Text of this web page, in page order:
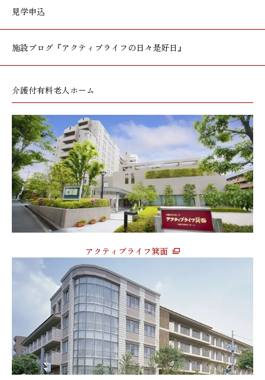
見学申込
施設ブログ 『アクティブライフの日々是好日』
介護付有料老人ホーム
アクティブライフ箕面